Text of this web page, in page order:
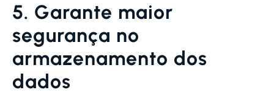
5. Garante maior
segurança no
armazenamento dos
dados